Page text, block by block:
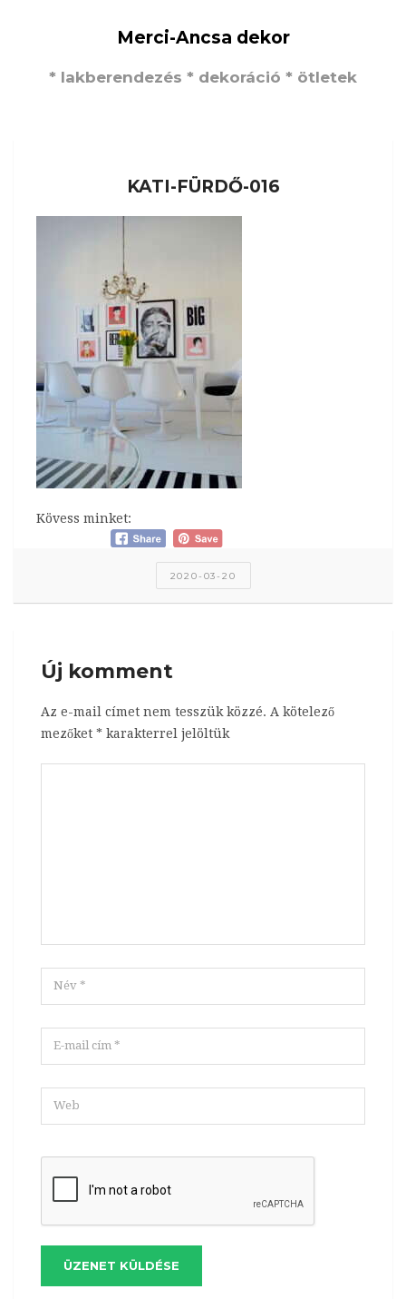
Merci-Ancsa dekor
* lakberendezés * dekoráció * ötletek
KATI-FÜRDŐ-016
Kövess minket:
2020-03-20
Új komment
Az e-mail címet nem tesszük közzé. A kötelező
mezőket * karakterrel jelöltük
ÜZENET KÜLDÉSE